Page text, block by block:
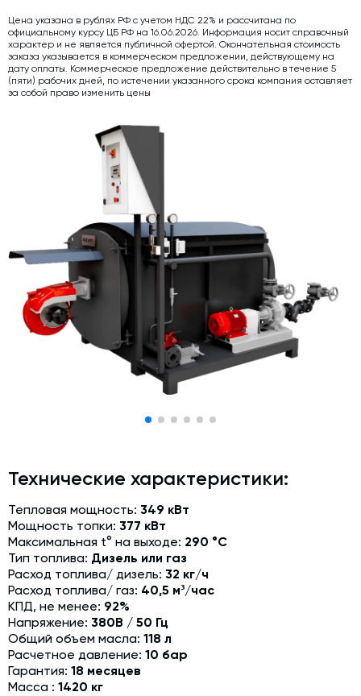
Дозаторы для бетонных заводов
Затворы для силосов и дозаторов
Промышленные фильтры и комплектующие
Авто и Ж/Д весы
Оборудование для производства ЖБИ
Пневмооборудование
Телескопические загрузчики
Промышленные вибраторы
Рециклинг
Дробильно-сортировочный комплекс
Околопрессовочное оборудование
Экспертные услуги
Модернизация и техническое перевооружение
Зимний комплект. Изготовление и монтаж
Доставка, шеф-монтаж и пуско-наладка и обучение
Автоматизированные системы управления (АСУ ТП) любой
сложности
Подбор и поставка комплектующих под любой завод
Экспертиза промышленной безопасности
Технический аудит бетонных заводов и производств
Проектирование технологических линий,промышленных
зданий и сооружений
Технические характеристики:
Тепловая мощность: 349 кВт
Мощность топки: 377 кВт
Максимальная t° на выходе: 290 °C
Тип топлива: Дизель или газ
Расход топлива/ дизель: 32 кг/ч
Расход топлива/ газ: 40,5 м³/час
КПД, не менее: 92%
Напряжение: 380В / 50 Гц
Общий объем масла: 118 л
Расчетное давление: 10 бар
Гарантия: 18 месяцев
Масса : 1420 кг
Цена указана в рублях РФ с учетом НДС 22% и рассчитана по
официальному курсу ЦБ РФ на 16.06.2026. Информация носит справочный
характер и не является публичной офертой. Окончательная стоимость
заказа указывается в коммерческом предложении, действующему на
дату оплаты. Коммерческое предложение действительно в течение 5
(пяти) рабочих дней, по истечении указанного срока компания оставляет
за собой право изменить цены